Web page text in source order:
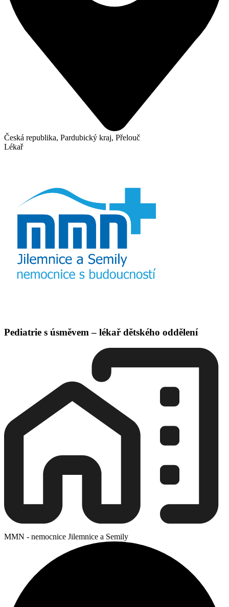
Česká republika, Pardubický kraj, Přelouč
Lékař
Pediatrie s úsměvem – lékař dětského oddělení
MMN - nemocnice Jilemnice a Semily